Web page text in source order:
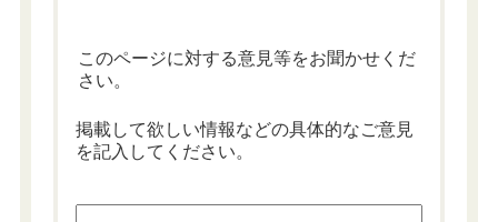
このページに対する意見等をお聞かせくだ
さい。
掲載して欲しい情報などの具体的なご意見
を記入してください。